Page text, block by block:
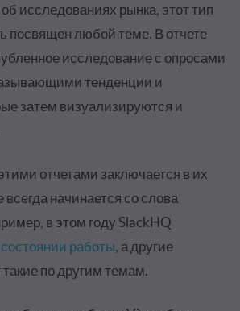
исследованиях рынка, этот тип
посвящен любой теме. В отчете
исследование с опросами
тенденции и
затем визуализируются и
отчетами заключается в их
всегда начинается со слова
в этом году SlackHQ
состоянии работы, а другие
по другим темам.